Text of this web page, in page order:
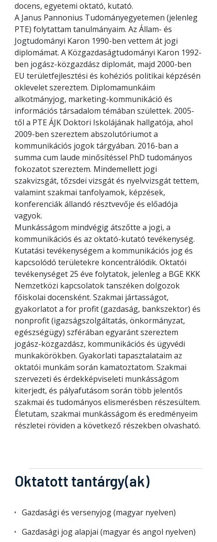
docens, egyetemi oktató, kutató.
A Janus Pannonius Tudományegyetemen (jelenleg
PTE) folytattam tanulmányaim. Az Állam- és
Jogtudományi Karon 1990-ben vettem át jogi
diplomámat. A Közgazdaságtudományi Karon 1992-
ben jogász-közgazdász diplomát, majd 2000-ben
EU területfejlesztési és kohéziós politikai képzésén
oklevelet szereztem. Diplomamunkáim
alkotmányjog, marketing-kommunikáció és
információs társadalom témában születtek. 2005-
től a PTE ÁJK Doktori Iskolájának hallgatója, ahol
2009-ben szereztem abszolutóriumot a
kommunikációs jogok tárgyában. 2016-ban a
summa cum laude minősítéssel PhD tudományos
fokozatot szereztem. Mindemellett jogi
szakvizsgát, tőzsdei vizsgát és nyelvvizsgát tettem,
valamint szakmai tanfolyamok, képzések,
konferenciák állandó résztvevője és előadója
vagyok.
Munkásságom mindvégig átszőtte a jogi, a
kommunikációs és az oktató-kutató tevékenység.
Kutatási tevékenységem a kommunikációs jog és
kapcsolódó területekre koncentrálódik. Oktatói
tevékenységet 25 éve folytatok, jelenleg a BGE KKK
Nemzetközi kapcsolatok tanszéken dolgozok
főiskolai docensként. Szakmai jártasságot,
gyakorlatot a for profit (gazdaság, bankszektor) és
nonprofit (igazságszolgáltatás, önkormányzat,
egészségügy) szférában egyaránt szereztem
jogász-közgazdász, kommunikációs és ügyvédi
munkakörökben. Gyakorlati tapasztalataim az
oktatói munkám során kamatoztatom. Szakmai
szervezeti és érdekképviseleti munkásságom
kiterjedt, és pályafutásom során több jelentős
szakmai és tudományos elismerésben részesültem.
Életutam, szakmai munkásságom és eredményeim
részletei röviden a következő részekben olvasható.
Oktatott tantárgy(ak)
Gazdasági és versenyjog (magyar nyelven)
Gazdasági jog alapjai (magyar és angol nyelven)